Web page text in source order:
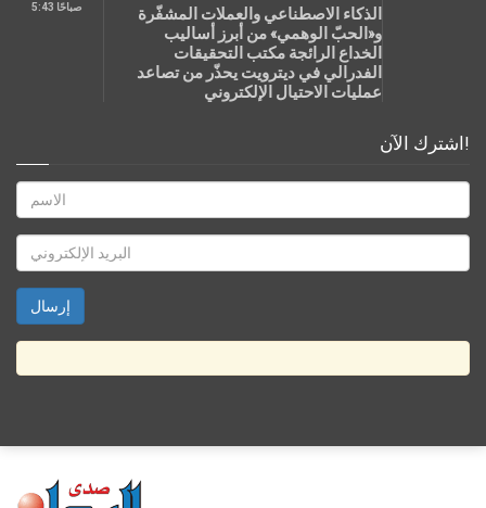
5:43 صباحًا
الذكاء الاصطناعي والعملات المشفّرة
و«الحبّ الوهمي» من أبرز أساليب
الخداع الرائجة مكتب التحقيقات
الفدرالي في ديترويت يحذّر من تصاعد
عمليات الاحتيال الإلكتروني
اشترك الآن!